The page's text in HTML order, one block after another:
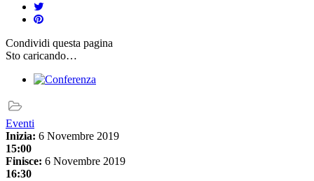
Condividi questa pagina
Sto caricando…
Eventi
Inizia: 6 Novembre 2019
15:00
Finisce: 6 Novembre 2019
16:30